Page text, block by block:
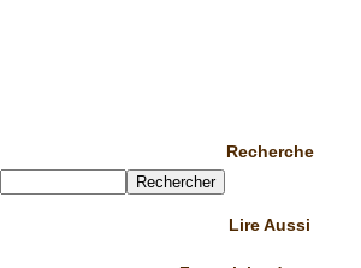
Recherche
Lire Aussi